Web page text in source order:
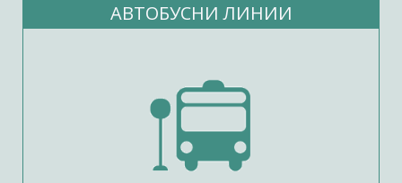
АВТОБУСНИ ЛИНИИ